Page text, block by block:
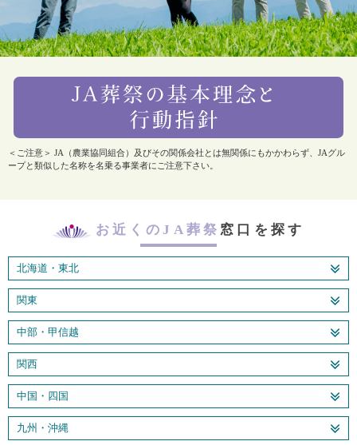
＜ご注意＞ JA（農業協同組合）及びその関係会社とは無関係にもかかわらず、JAグル
ープと類似した名称を名乗る事業者にご注意下さい。
お近くのJA葬祭 窓口を探す
北海道・東北
関東
中部・甲信越
関西
中国・四国
九州・沖縄